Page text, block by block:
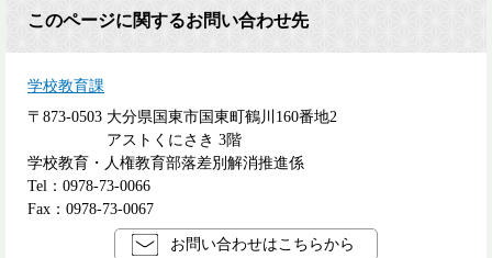
このページに関するお問い合わせ先
学校教育課
〒873-0503 大分県国東市国東町鶴川160番地2
アストくにさき 3階
学校教育・人権教育部落差別解消推進係
Tel：0978-73-0066
Fax：0978-73-0067
お問い合わせはこちらから